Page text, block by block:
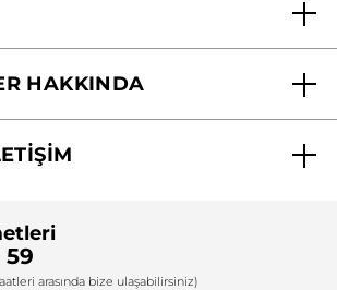
HAKKINDA
59
arasında bize ulaşabilirsiniz)